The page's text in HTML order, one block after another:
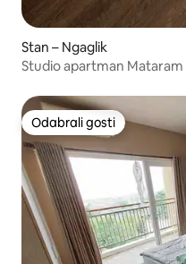
Stan – Ngaglik
Studio apartman Mataram
Odabrali gosti
Odabrali gosti